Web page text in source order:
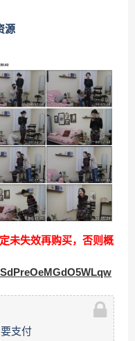
源
未失效再购买，否则概
支付